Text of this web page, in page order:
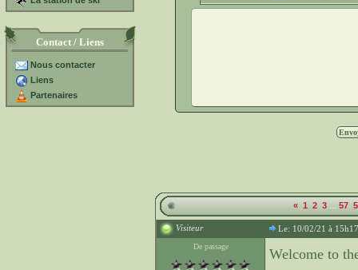
Contact / Liens
Nous contacter
Liens
Partenaires
« 1 2 3 ... 57
Visiteur Le: 10/02/21 à 15h17
De passage Welcome to